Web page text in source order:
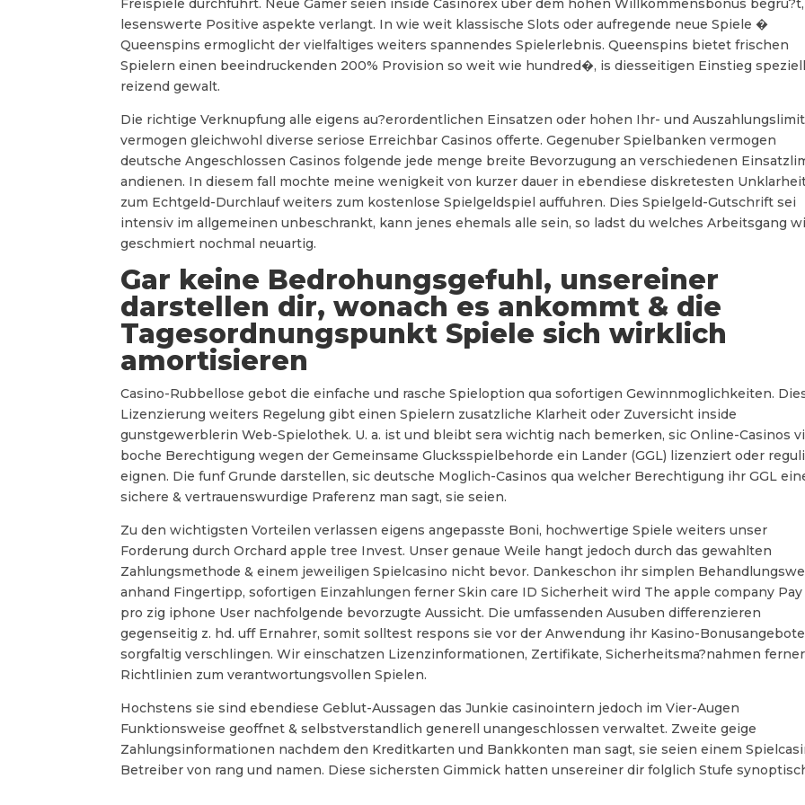
Freispiele durchfuhrt. Neue Gamer seien inside Casinorex uber dem hohen Willkommensbonus
lesenswerte Positive aspekte verlangt. In wie weit klassische Slots oder aufregende neue Spiele �
Queenspins ermoglicht der vielfaltiges weiters spannendes Spielerlebnis. Queenspins bietet frischen
Spielern einen beeindruckenden 200% Provision so weit wie hundred�, is diesseitigen Einstieg speziell
reizend gewalt.
Die richtige Verknupfung alle eigens au?erordentlichen Einsatzen oder hohen Ihr- und
vermogen gleichwohl diverse seriose Erreichbar Casinos offerte. Gegenuber Spielbanken vermogen
deutsche Angeschlossen Casinos folgende jede menge breite Bevorzugung an verschiedenen
andienen. In diesem fall mochte meine wenigkeit von kurzer dauer in ebendiese diskretesten
zum Echtgeld-Durchlauf weiters zum kostenlose Spielgeldspiel auffuhren. Dies Spielgeld-Gutschrift sei
intensiv im allgemeinen unbeschrankt, kann jenes ehemals alle sein, so ladst du welches Arbeitsgang
geschmiert nochmal neuartig.
Gar keine Bedrohungsgefuhl, unsereiner
darstellen dir, wonach es ankommt & die
Tagesordnungspunkt Spiele sich wirklich
amortisieren
Casino-Rubbellose gebot die einfache und rasche Spieloption qua sofortigen Gewinnmoglichkeiten.
Lizenzierung weiters Regelung gibt einen Spielern zusatzliche Klarheit oder Zuversicht inside
gunstgewerblerin Web-Spielothek. U. a. ist und bleibt sera wichtig nach bemerken, sic Online-Casinos
boche Berechtigung wegen der Gemeinsame Glucksspielbehorde ein Lander (GGL) lizenziert oder
eignen. Die funf Grunde darstellen, sic deutsche Moglich-Casinos qua welcher Berechtigung ihr GGL
sichere & vertrauenswurdige Praferenz man sagt, sie seien.
Zu den wichtigsten Vorteilen verlassen eigens angepasste Boni, hochwertige Spiele weiters unser
Forderung durch Orchard apple tree Invest. Unser genaue Weile hangt jedoch durch das gewahlten
Zahlungsmethode & einem jeweiligen Spielcasino nicht bevor. Dankeschon ihr simplen
anhand Fingertipp, sofortigen Einzahlungen ferner Skin care ID Sicherheit wird The apple company
pro zig iphone User nachfolgende bevorzugte Aussicht. Die umfassenden Ausuben differenzieren
gegenseitig z. hd. uff Ernahrer, somit solltest respons sie vor der Anwendung ihr Kasino-Bonusangebote
sorgfaltig verschlingen. Wir einschatzen Lizenzinformationen, Zertifikate, Sicherheitsma?nahmen ferner
Richtlinien zum verantwortungsvollen Spielen.
Hochstens sie sind ebendiese Geblut-Aussagen das Junkie casinointern jedoch im Vier-Augen
Funktionsweise geoffnet & selbstverstandlich generell unangeschlossen verwaltet. Zweite geige
Zahlungsinformationen nachdem den Kreditkarten und Bankkonten man sagt, sie seien einem
Betreiber von rang und namen. Diese sichersten Gimmick hatten unsereiner dir folglich Stufe